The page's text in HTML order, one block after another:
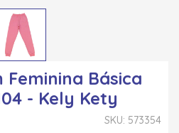
Básica
- Kely Kety
SKU: 573354